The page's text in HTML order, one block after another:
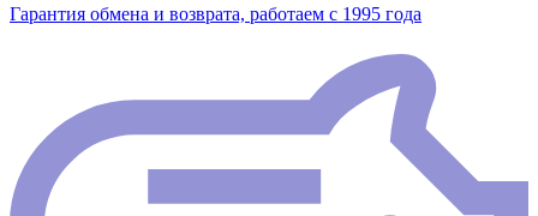
Гарантия обмена и возврата, работаем с 1995 года